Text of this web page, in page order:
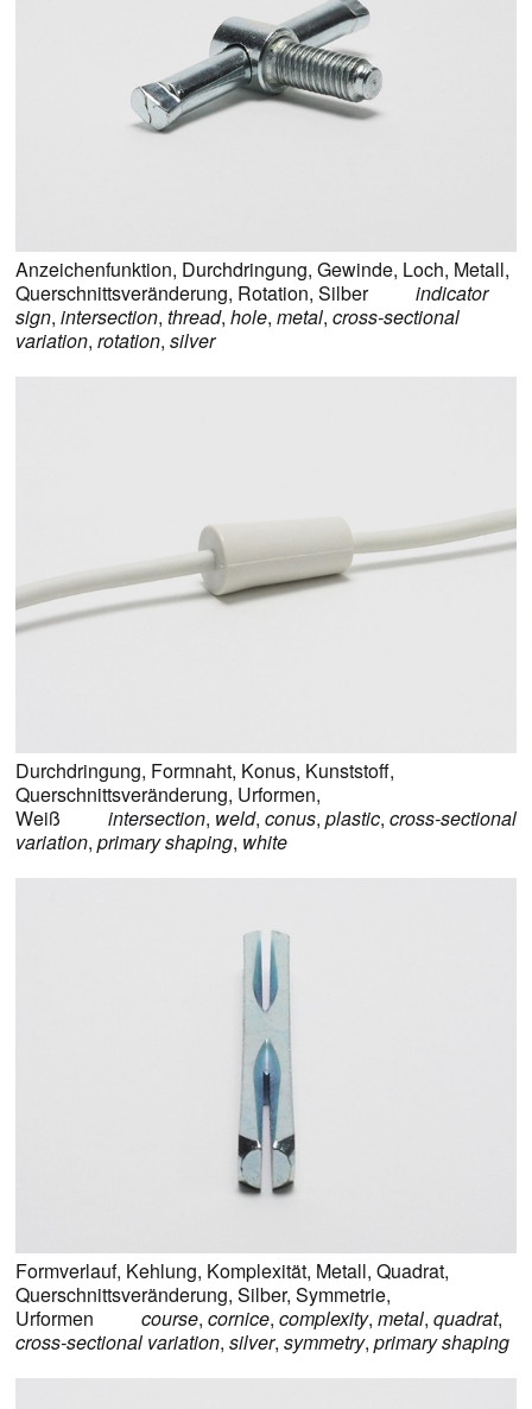
Anzeichenfunktion, Durchdringung, Gewinde, Loch, Metall,
Querschnittsveränderung, Rotation, Silber
indicator
sign, intersection, thread, hole, metal, cross-sectional
variation, rotation, silver
Durchdringung, Formnaht, Konus, Kunststoff,
Querschnittsveränderung, Urformen,
Weiß
intersection, weld, conus, plastic, cross-sectional
variation, primary shaping, white
Formverlauf, Kehlung, Komplexität, Metall, Quadrat,
Querschnittsveränderung, Silber, Symmetrie,
Urformen
course, cornice, complexity, metal, quadrat,
cross-sectional variation, silver, symmetry, primary shaping